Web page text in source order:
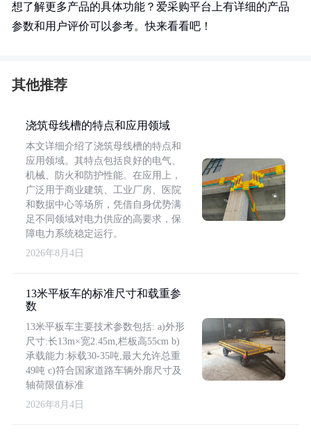
想了解更多产品的具体功能？爱采购平台上有详细的产品
参数和用户评价可以参考。快来看看吧！
其他推荐
浇筑母线槽的特点和应用领域
本文详细介绍了浇筑母线槽的特点和
应用领域。其特点包括良好的电气、
机械、防火和防护性能。在应用上，
广泛用于商业建筑、工业厂房、医院
和数据中心等场所，凭借自身优势满
足不同领域对电力供应的高要求，保
障电力系统稳定运行。
2026年8月4日
13米平板车的标准尺寸和载重参
数
13米平板车主要技术参数包括: a)外形
尺寸:长13m×宽2.45m,栏板高55cm b)
承载能力:标载30-35吨,最大允许总重
49吨 c)符合国家道路车辆外廓尺寸及
轴荷限值标准
2026年8月4日